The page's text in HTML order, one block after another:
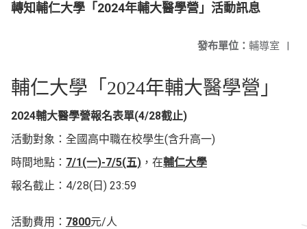
轉知輔仁大學「2024年輔大醫學營」活動訊息
發布單位： 輔導室 |
輔仁大學「2024年輔大醫學營」
2024輔大醫學營報名表單(4/28截止)
活動對象：全國高中職在校學生(含升高一)
時間地點： 7/1(一)-7/5(五) ，在輔仁大學
報名截止：4/28(日) 23:59
活動費用： 7800元/人